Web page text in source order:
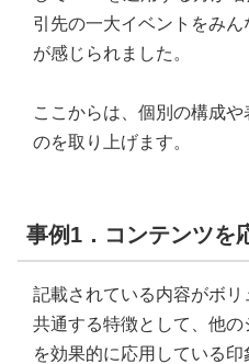
引先の一大イベントをみ
が感じられました。
ここからは、個別の構成
のを取り上げます。
事例1．コンテンツを
記載されている内容がボ
共通する特徴として、他
を効果的に応用している印